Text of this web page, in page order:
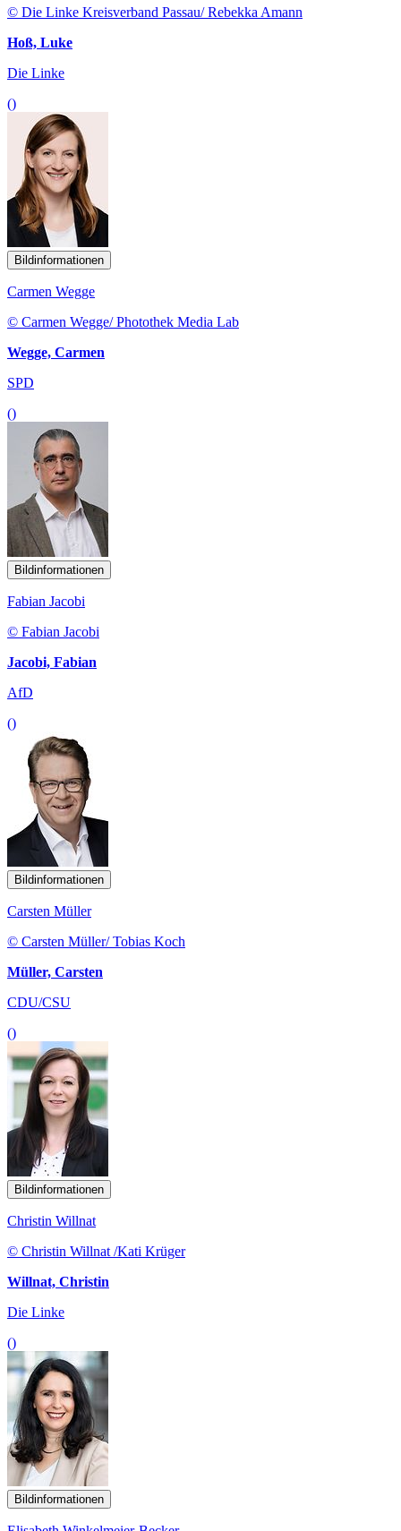
© Die Linke Kreisverband Passau/ Rebekka Amann
Hoß, Luke
Die Linke
()
Bildinformationen
Carmen Wegge
© Carmen Wegge/ Photothek Media Lab
Wegge, Carmen
SPD
()
Bildinformationen
Fabian Jacobi
© Fabian Jacobi
Jacobi, Fabian
AfD
()
Bildinformationen
Carsten Müller
© Carsten Müller/ Tobias Koch
Müller, Carsten
CDU/CSU
()
Bildinformationen
Christin Willnat
© Christin Willnat /Kati Krüger
Willnat, Christin
Die Linke
()
Bildinformationen